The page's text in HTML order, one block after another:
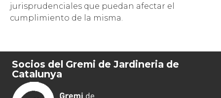
jurisprudenciales que puedan afectar el
cumplimiento de la misma.
Socios del Gremi de Jardineria de
Catalunya